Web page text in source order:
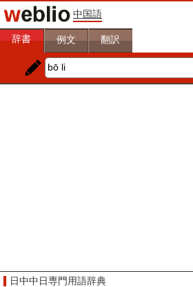
中国語
辞書 例文 翻訳
日中中日専門用語辞典